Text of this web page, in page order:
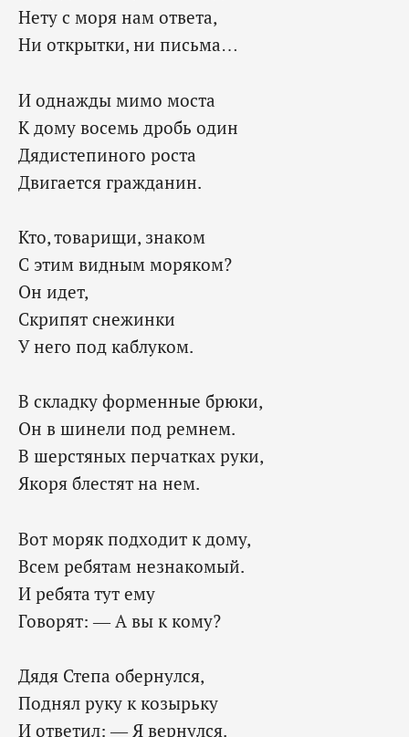
Нету с моря нам ответа,
Ни открытки, ни письма…
И однажды мимо моста
К дому восемь дробь один
Дядистепиного роста
Двигается гражданин.
Кто, товарищи, знаком
С этим видным моряком?
Он идет,
Скрипят снежинки
У него под каблуком.
В складку форменные брюки,
Он в шинели под ремнем.
В шерстяных перчатках руки,
Якоря блестят на нем.
Вот моряк подходит к дому,
Всем ребятам незнакомый.
И ребята тут ему
Говорят: — А вы к кому?
Дядя Степа обернулся,
Поднял руку к козырьку
И ответил: — Я вернулся.